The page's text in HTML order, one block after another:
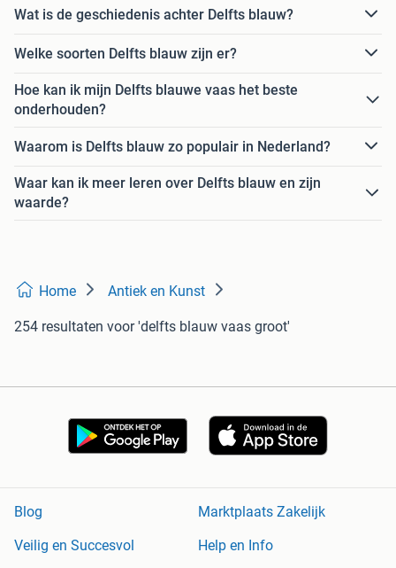
Wat is de geschiedenis achter Delfts blauw?
Welke soorten Delfts blauw zijn er?
Hoe kan ik mijn Delfts blauwe vaas het beste
onderhouden?
Waarom is Delfts blauw zo populair in Nederland?
Waar kan ik meer leren over Delfts blauw en zijn
waarde?
Home Antiek en Kunst
254 resultaten voor 'delfts blauw vaas groot'
Blog
Marktplaats Zakelijk
Veilig en Succesvol
Help en Info